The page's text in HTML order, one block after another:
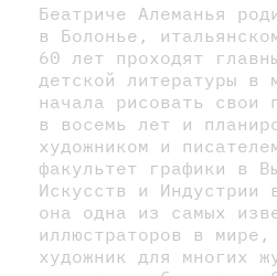
Беатриче Алеманья
в Болонье,
60 лет проходят
детской литературы в
начала рисовать свои
в восемь лет и
художником и
факультет графики в
Искусств и
она одна из самых
иллюстраторов в
художник для многих